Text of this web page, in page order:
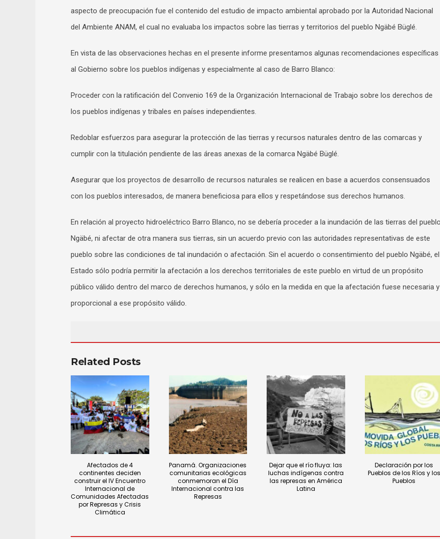
aspecto de preocupación fue el contenido del estudio de impacto ambiental aprobado por la Autoridad Nacional
del Ambiente ANAM, el cual no evaluaba los impactos sobre las tierras y territorios del pueblo Ngäbé Büglé.
En vista de las observaciones hechas en el presente informe presentamos algunas recomendaciones específicas
al Gobierno sobre los pueblos indígenas y especialmente al caso de Barro Blanco:
Proceder con la ratificación del Convenio 169 de la Organización Internacional de Trabajo sobre los derechos de
los pueblos indígenas y tribales en países independientes.
Redoblar esfuerzos para asegurar la protección de las tierras y recursos naturales dentro de las comarcas y
cumplir con la titulación pendiente de las áreas anexas de la comarca Ngäbé Büglé.
Asegurar que los proyectos de desarrollo de recursos naturales se realicen en base a acuerdos consensuados
con los pueblos interesados, de manera beneficiosa para ellos y respetándose sus derechos humanos.
En relación al proyecto hidroeléctrico Barro Blanco, no se debería proceder a la inundación de las tierras del
Ngäbé, ni afectar de otra manera sus tierras, sin un acuerdo previo con las autoridades representativas de este
pueblo sobre las condiciones de tal inundación o afectación. Sin el acuerdo o consentimiento del pueblo Ngäbé, el
Estado sólo podría permitir la afectación a los derechos territoriales de este pueblo en virtud de un propósito
público válido dentro del marco de derechos humanos, y sólo en la medida en que la afectación fuese necesaria y
proporcional a ese propósito válido.
Related Posts
Afectados de 4
continentes deciden
construir el IV Encuentro
Internacional de
Comunidades Afectadas
por Represas y Crisis
Climática
Panamá. Organizaciones
comunitarias ecológicas
conmemoran el Día
Internacional contra las
Represas
Dejar que el río fluya: las
luchas indígenas contra
las represas en América
Latina
Declaración por los
Pueblos de los Ríos y los
Pueblos